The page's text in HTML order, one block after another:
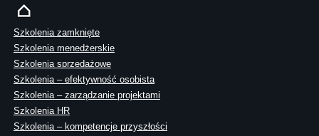
Szkolenia zamknięte
Szkolenia menedżerskie
Szkolenia sprzedażowe
Szkolenia – efektywność osobista
Szkolenia – zarządzanie projektami
Szkolenia HR
Szkolenia – kompetencje przyszłości